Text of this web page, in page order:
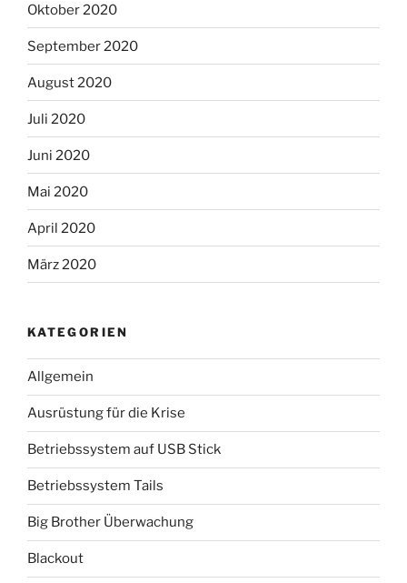
Oktober 2020
September 2020
August 2020
Juli 2020
Juni 2020
Mai 2020
April 2020
März 2020
KATEGORIEN
Allgemein
Ausrüstung für die Krise
Betriebssystem auf USB Stick
Betriebssystem Tails
Big Brother Überwachung
Blackout